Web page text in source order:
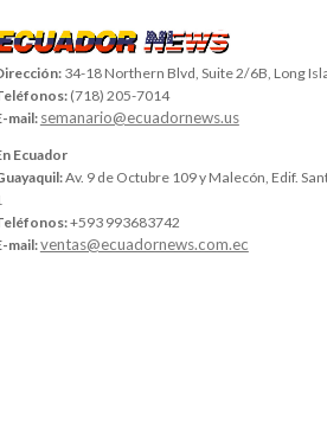
34-18 Northern Blvd, Suite 2/6B, Long
(718) 205-7014
mail: semanario@ecuadornews.us
Ecuador
Av. 9 de Octubre 109 y Malecón, Edif.
+593 993683742
mail:ventas@ecuadornews.com.ec